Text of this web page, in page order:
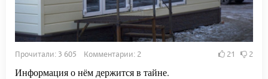
Прочитали: 3 605 Комментарии: 2 21 2
Информация о нём держится в тайне.